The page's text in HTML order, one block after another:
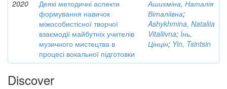
2020
Деякі методичні аспекти
формування навичок
міжособистісної творчої
взаємодії майбутніх учителів
музичного мистецтва в
процесі вокальної підготовки
Ашихміна, Наталія
Віталіївна;
Ashykhmina, Nataliia
Vitaliivna; Їнь,
Цінцін; Yin, Tsintsin
Discover